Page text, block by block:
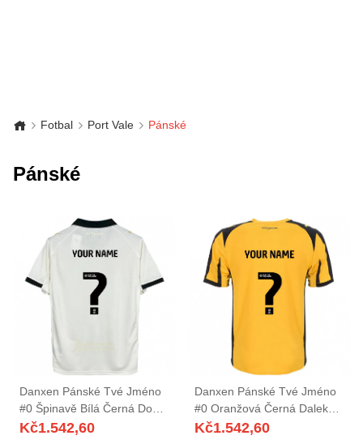
Fotbal Port Vale Pánské
Pánské
Danxen Pánské Tvé Jméno
#0 Špinavě Bílá Černá Domů
Hráčské Dresy 2025/26 Dres
Kč1.542,60
Danxen Pánské Tvé Jméno
#0 Oranžová Černá Daleko
Hráčské Dresy 2025/26 Dres
Kč1.542,60